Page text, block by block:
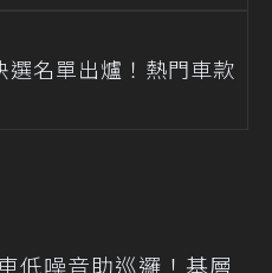
名單出爐！熱門車款
低噪音助巡邏！基層